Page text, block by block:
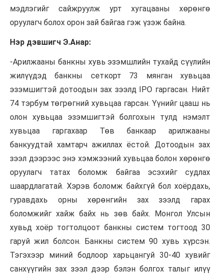
мэдлэгийг сайжруулж урт хугацааны хөрөнгө
оруулагч болох орон зай байгаа гэж үзэж байна.
Нэр дэвшигч Э.Анар:
-Арилжааны банкны хувь эзэмшлийн тухайд сүүлийн
жилүүдэд банкны сеткорт 73 мянган хувьцаа
эзэмшигтэй дотоодын зах зээлд IPO гаргасан. Нийт
74 тэрбум төгрөгний хувьцаа гарсан. Үүнийг цааш нь
олон хувьцаа эзэмшигтэй болгохын тулд нэмэлт
хувьцаа гаргахаар Төв банкаар арилжааны
банкуудтай хамтарч ажиллах ёстой. Дотоодын зах
зээл дээрээс энэ хэмжээний хувьцаа болон хөрөнгө
оруулагч татах боломж байгаа эсэхийг судлах
шаардлагатай. Хэрэв боломж байхгүй бол хоёрдахь,
гуравдахь орны хөрөнгийн зах зээлд гарах
боломжийг хайж байх нь зөв байх. Монгол Улсын
хувьд хоёр тогтолцоот банкны систем тогтоод 30
гаруй жил болсон. Банкны систем 90 хувь хүрсэн.
Тэгэхээр миний бодлоор харьцангуй 30-40 хувийг
санхүүгийн зах зээл дээр бэлэн болгох талыг илүү